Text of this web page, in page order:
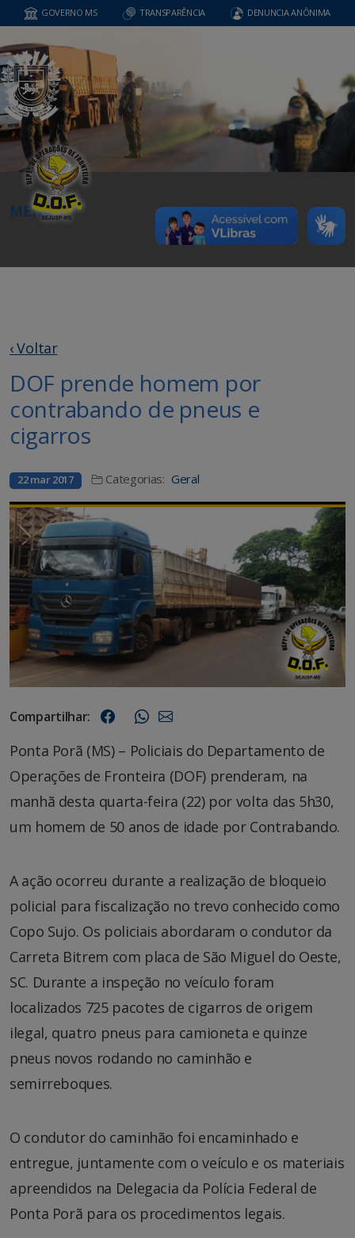
GOVERNO MS TRANSPARÊNCIA DENUNCIA ANÔNIMA
MENU
‹ Voltar
DOF prende homem por
contrabando de pneus e
cigarros
22 mar 2017 Categorias: Geral
Compartilhar:
Ponta Porã (MS) – Policiais do Departamento de
Operações de Fronteira (DOF) prenderam, na
manhã desta quarta-feira (22) por volta das 5h30,
um homem de 50 anos de idade por Contrabando.
A ação ocorreu durante a realização de bloqueio
policial para fiscalização no trevo conhecido como
Copo Sujo. Os policiais abordaram o condutor da
Carreta Bitrem com placa de São Miguel do Oeste,
SC. Durante a inspeção no veículo foram
localizados 725 pacotes de cigarros de origem
ilegal, quatro pneus para camioneta e quinze
pneus novos rodando no caminhão e
semirreboques.
O condutor do caminhão foi encaminhado e
entregue, juntamente com o veículo e os materiais
apreendidos na Delegacia da Polícia Federal de
Ponta Porã para os procedimentos legais.